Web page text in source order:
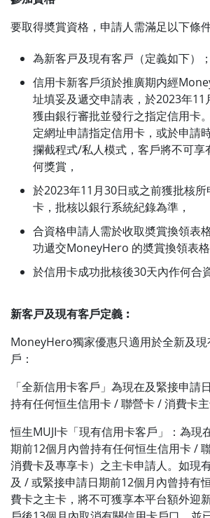
要取得奬賞資格，申請人需滿足以下條
為新客戸及現有客戸（定義如下）；
信用卡新客戶須於推廣期内經
址填妥及遞交申請表，於2023年11
獲由銀行審批並發行之指定信用卡
定網址申請指定信用卡，或於申請
攔截程式/私人模式，客戶將不可享
何獎賞，
於2023年11月30日或之前獲批核
卡，批核以銀行系統紀錄為準，
合資格申請人需於收取奬賞換領表
功遞交MoneyHero 的奬賞換領表格
於信用卡成功批核後30天內作何合
新客戸及現有客戶定義︰
MoneyHero獨家優惠只適用於全新及現
戶：
「全新信用卡客戶」為現在及緊接申請
持有任何恒生信用卡 / 聯營卡 / 消費卡
恒生MUJI卡「現有信用卡客戶」：為現
期前12個月內曾持有任何恒生信用卡 /
消費卡及專享卡）之主卡申請人。如現
及 / 或緊接申請日期前12個月內曾持有
費卡之主卡，將不可獲享本平台額外迎